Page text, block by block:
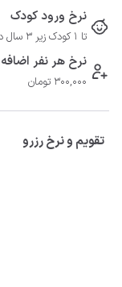
نرخ ورود کودک
تا 1 کودک زیر 3 سال در صورتحساب لحاظ نمی گردد
نرخ هر نفر اضافه
300,000 تومان
تقویم و نرخ رزرو